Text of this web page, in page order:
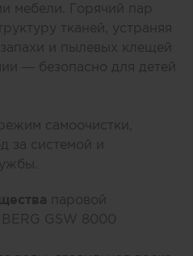
мебели. Горячий пар
тканей, устраняя
и пылевых клещей
— безопасно для детей
самоочистки,
за системой и
паровой
GSW 8000